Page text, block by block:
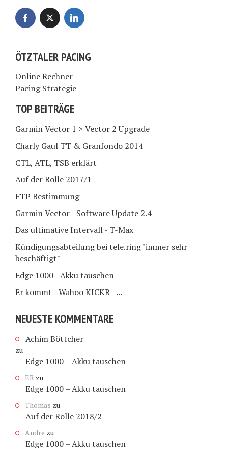
ÖTZTALER PACING
Online Rechner
Pacing Strategie
TOP BEITRÄGE
Garmin Vector 1 > Vector 2 Upgrade
Charly Gaul TT & Granfondo 2014
CTL, ATL, TSB erklärt
Auf der Rolle 2017/1
FTP Bestimmung
Garmin Vector - Software Update 2.4
Das ultimative Intervall - T-Max
Kündigungsabteilung bei tele.ring "immer sehr
beschäftigt"
Edge 1000 - Akku tauschen
Er kommt - Wahoo KICKR - ...
NEUESTE KOMMENTARE
Achim Böttcher
zu
Edge 1000 – Akku tauschen
ER zu
Edge 1000 – Akku tauschen
Thomas zu
Auf der Rolle 2018/2
Andre zu
Edge 1000 – Akku tauschen